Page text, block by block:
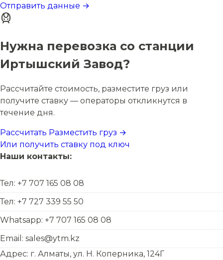
Отправить данные →
Нужна перевозка со станции
Иртышский Завод?
Рассчитайте стоимость, разместите груз или
получите ставку — операторы откликнутся в
течение дня.
Рассчитать Разместить груз →
Или получить ставку под ключ
Наши контакты:
Тел: +7 707 165 08 08
Тел: +7 727 339 55 50
Whatsapp: +7 707 165 08 08
Email: sales@ytm.kz
Адрес: г. Алматы, ул. Н. Коперника, 124Г